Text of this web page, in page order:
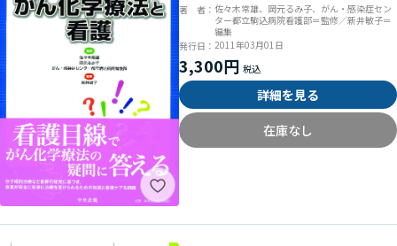
著 者： 佐々木常雄、岡元るみ子、がん・感染症セン
ター都立駒込病院看護部＝監修／新井敏子＝
編集
発行日： 2011年03月01日
3,300円
詳細を見る
在庫なし